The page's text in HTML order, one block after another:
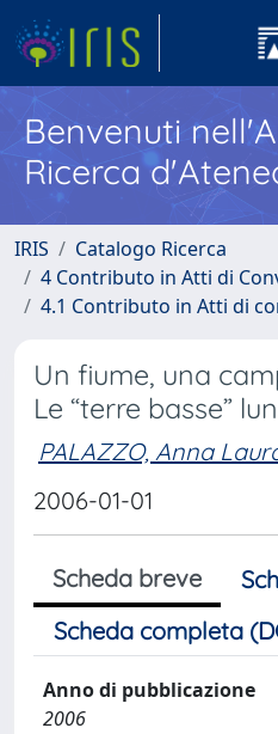
Benvenuti
Ricerca
IRIS
Catalogo Ricerca
4 Contributo in Atti di
4.1 Contributo in Atti di
Un fiume, una
Le “terre basse”
PALAZZO, Anna
2006-01-01
Scheda breve
Scheda completa
Anno di pubblicazione
2006